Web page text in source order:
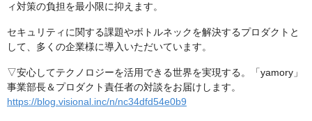
ィ対策の負担を最小限に抑えます。
セキュリティに関する課題やボトルネックを解決するプロダクトと
して、多くの企業様に導入いただいています。
▽安心してテクノロジーを活用できる世界を実現する。「yamory」
事業部長＆プロダクト責任者の対談をお届けします。
https://blog.visional.inc/n/nc34dfd54e0b9